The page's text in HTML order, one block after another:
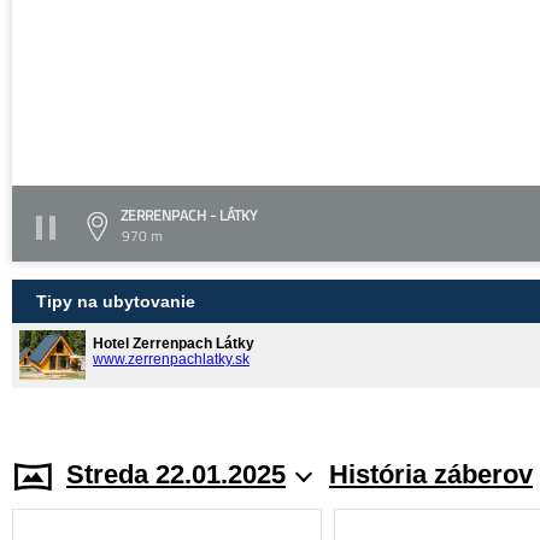
ZERRENPACH - LÁTKY
970 m
Tipy na ubytovanie
Hotel Zerrenpach Látky
www.zerrenpachlatky.sk
Streda 22.01.2025 História záberov